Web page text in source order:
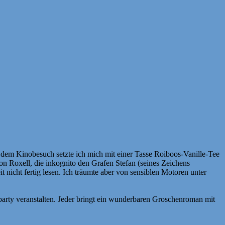
Kinobesuch setzte ich mich mit einer Tasse Roiboos-Vanille-Tee
Roxell, die inkognito den Grafen Stefan (seines Zeichens
fertig lesen. Ich träumte aber von sensiblen Motoren unter
veranstalten. Jeder bringt ein wunderbaren Groschenroman mit